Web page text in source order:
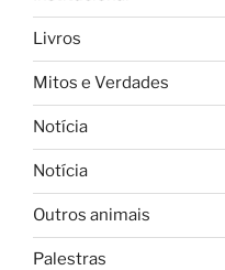
Livros
Mitos e Verdades
Notícia
Notícia
Outros animais
Palestras